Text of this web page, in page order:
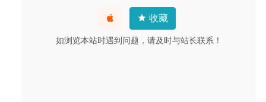
收藏
如浏览本站时遇到问题，请及时与站长联系！
Scrutiny 9.10 – 老牌网站分析优化工具
Data Creator 1.9.3 – 专业的数据生成器